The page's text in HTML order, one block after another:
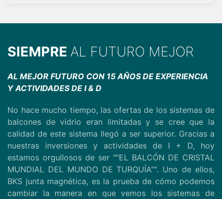
SIEMPRE AL FUTURO MEJOR
AL MEJOR FUTURO CON 15 AÑOS DE EXPERIENCIA
Y ACTIVIDADES DE I & D
No hace mucho tiempo, las ofertas de los sistemas de
balcones de vidrio eran limitadas y se cree que la
calidad de este sistema llegó a ser superior. Gracias a
nuestras inversiones y actividades de I + D, hoy
estamos orgullosos de ser ""EL BALCÓN DE CRISTAL
MUNDIAL DEL MUNDO DE TURQUÍA"". Uno de ellos,
BKS junta magnética, es la prueba de cómo podemos
cambiar la manera en que vemos los sistemas de